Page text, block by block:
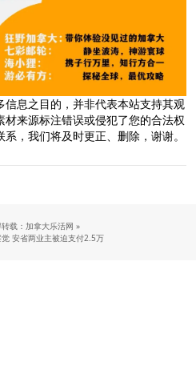
息之目的，并非代表本站支持其观
来源标注错误或侵犯了您的合法权
，我们将及时更正、删除，谢谢。
载：加拿大乐活网 »
安省两业主被迫支付2.5万